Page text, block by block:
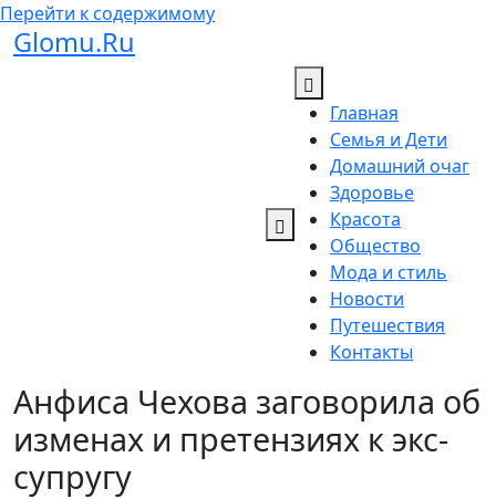
Перейти к содержимому
Glomu.Ru
Главная
Семья и Дети
Домашний очаг
Здоровье
Красота
Общество
Мода и стиль
Новости
Путешествия
Контакты
Анфиса Чехова заговорила об
изменах и претензиях к экс-
супругу